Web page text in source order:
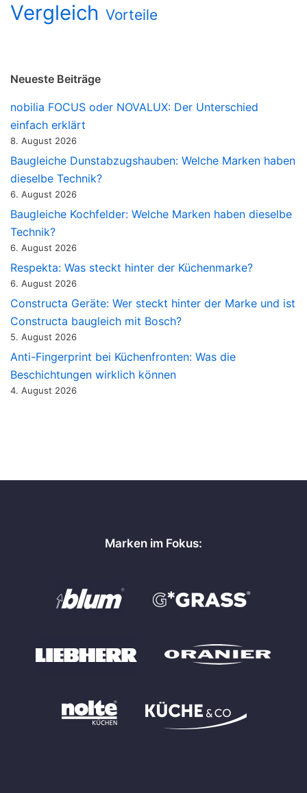
Vergleich Vorteile
Neueste Beiträge
nobilia FOCUS oder NOVALUX: Der Unterschied
einfach erklärt
8. August 2026
Baugleiche Dunstabzugshauben: Welche Marken haben
dieselbe Technik?
6. August 2026
Baugleiche Kochfelder: Welche Marken haben dieselbe
Technik?
6. August 2026
Respekta: Was steckt hinter der Küchenmarke?
6. August 2026
Constructa Geräte: Wer steckt hinter der Marke und ist
Constructa baugleich mit Bosch?
5. August 2026
Anti-Fingerprint bei Küchenfronten: Was die
Beschichtungen wirklich können
4. August 2026
Marken im Fokus: